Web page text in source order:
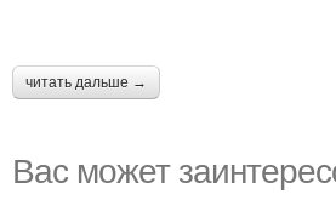
читать дальше →
Вас может